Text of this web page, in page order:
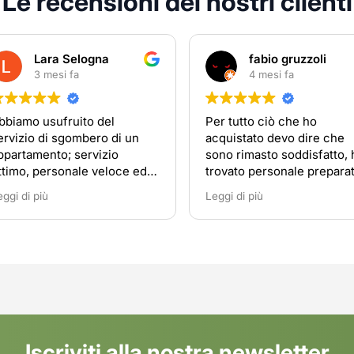
fabio gruzzoli
Per tutto ciò che ho
acquistato devo dire che
sono rimasto soddisfatto, ho
trovato personale preparato e
gaber
جيد